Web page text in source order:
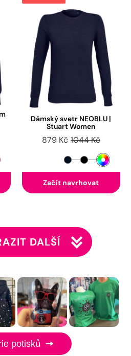
Dámský svetr NEOBLU |
Stuart Women
879 Kč 1044 Kč
Začít navrhovat
DALŠÍ
potisků